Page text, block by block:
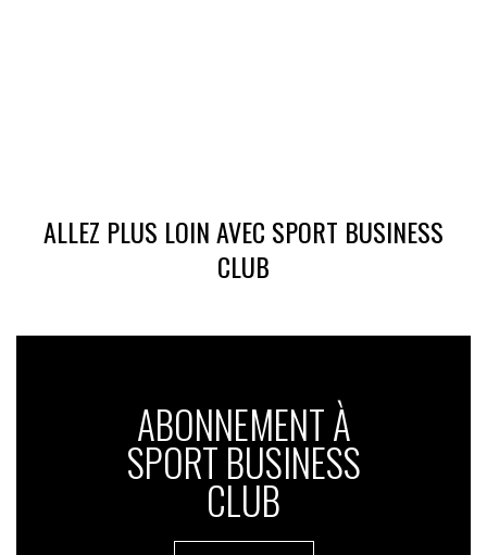
ALLEZ PLUS LOIN AVEC SPORT BUSINESS
CLUB
ABONNEMENT À
SPORT BUSINESS
CLUB